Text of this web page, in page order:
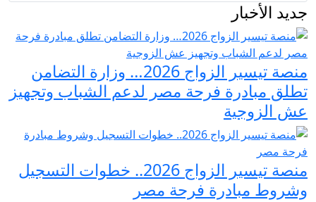
جديد الأخبار
منصة تيسير الزواج 2026… وزارة التضامن
تطلق مبادرة فرحة مصر لدعم الشباب وتجهيز
عش الزوجية
منصة تيسير الزواج 2026.. خطوات التسجيل
وشروط مبادرة فرحة مصر